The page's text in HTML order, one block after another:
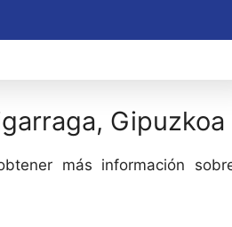
Gipuzkoa
más información